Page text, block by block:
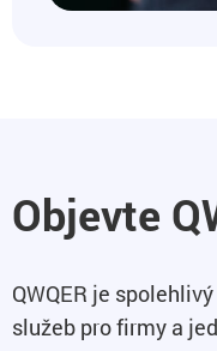
Objevte
QWQER je
služeb pro firmy a